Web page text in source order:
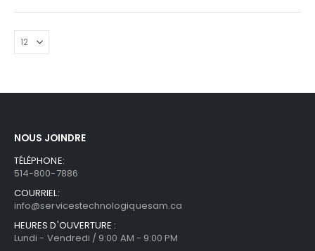
NOUS JOINDRE
TÉLÉPHONE:
514-800-7886
COURRIEL:
info@servicestechnologiquesam.ca
HEURES D'OUVERTURE :
Lundi - Vendredi / 9:00 AM - 9:00 PM